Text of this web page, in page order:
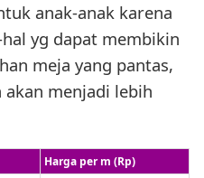
anak-anak karena
yg dapat membikin
meja yang pantas,
menjadi lebih
Harga per m (Rp)